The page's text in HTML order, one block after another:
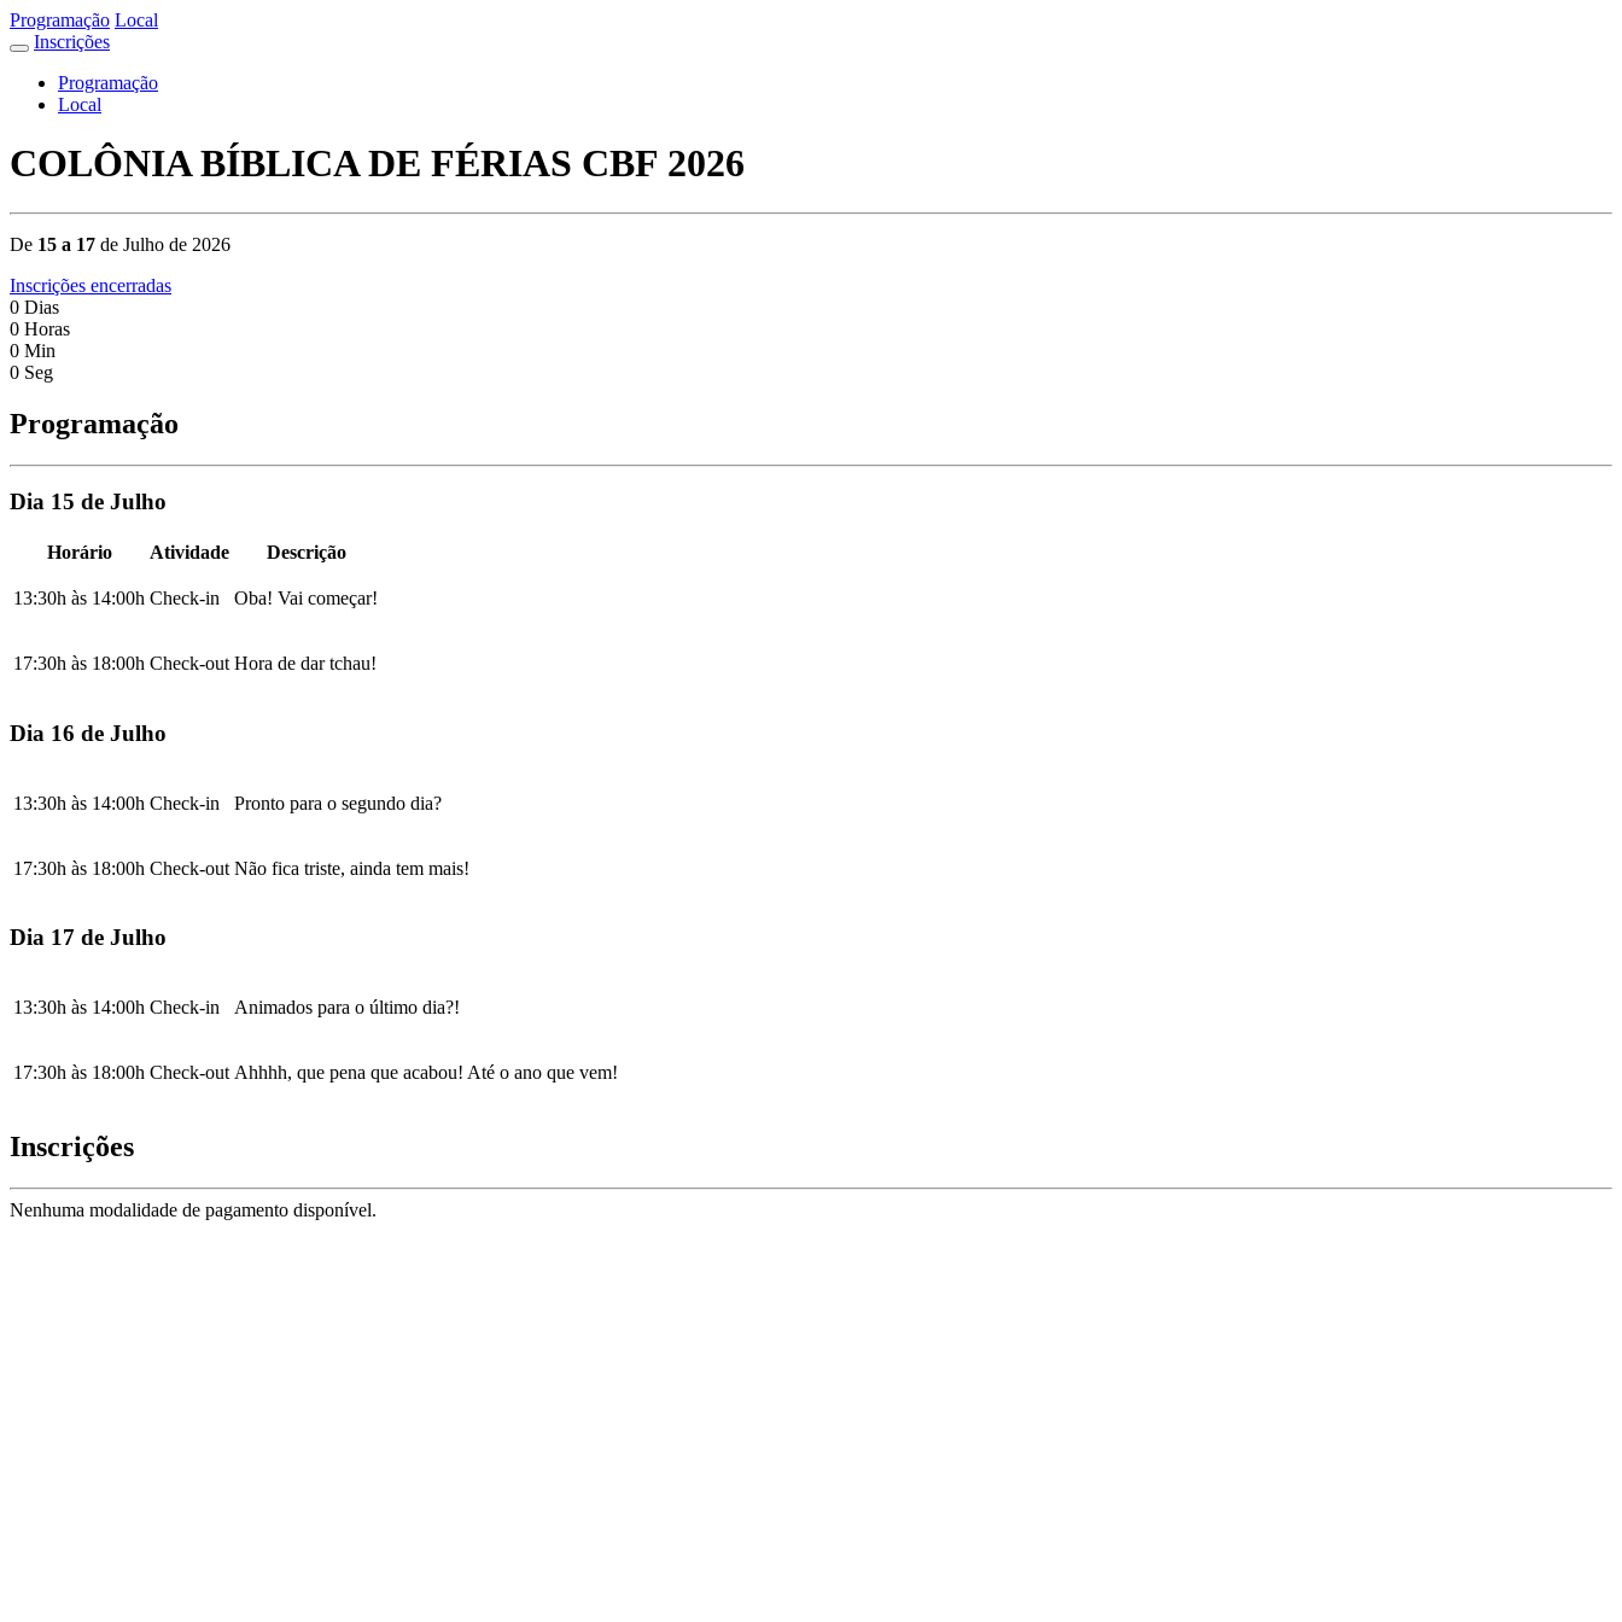
Programação Local
Inscrições
Programação
Local
COLÔNIA BÍBLICA DE FÉRIAS CBF 2026
De 15 a 17 de Julho de 2026
Inscrições encerradas
0 Dias
0 Horas
0 Min
0 Seg
Programação
Dia 15 de Julho
Horário Atividade Descrição
13:30h às 14:00h Check-in Oba! Vai começar!
17:30h às 18:00h Check-out Hora de dar tchau!
Dia 16 de Julho
13:30h às 14:00h Check-in Pronto para o segundo dia?
17:30h às 18:00h Check-out Não fica triste, ainda tem mais!
Dia 17 de Julho
13:30h às 14:00h Check-in Animados para o último dia?!
17:30h às 18:00h Check-out Ahhhh, que pena que acabou! Até o ano que vem!
Inscrições
Nenhuma modalidade de pagamento disponível.